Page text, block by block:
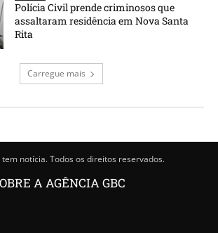
Polícia Civil prende criminosos que
assaltaram residência em Nova Santa
Rita
Carregue mais
notícia. Todos os direitos reservados.
A AGÊNCIA GBC